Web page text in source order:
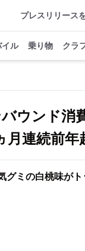
プレスリリース
イル 乗り物 クラ
ウンド消
連続前年
グミの白桃味がト